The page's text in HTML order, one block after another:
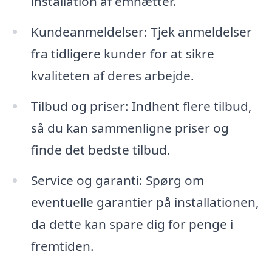
Kundeanmeldelser: Tjek anmeldelser
fra tidligere kunder for at sikre
kvaliteten af deres arbejde.
Tilbud og priser: Indhent flere tilbud,
så du kan sammenligne priser og
finde det bedste tilbud.
Service og garanti: Spørg om
eventuelle garantier på installationen,
da dette kan spare dig for penge i
fremtiden.